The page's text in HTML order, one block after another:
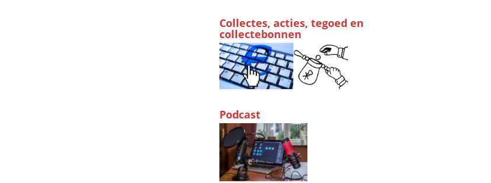
Collectes, acties, tegoed en
collectebonnen
Podcast